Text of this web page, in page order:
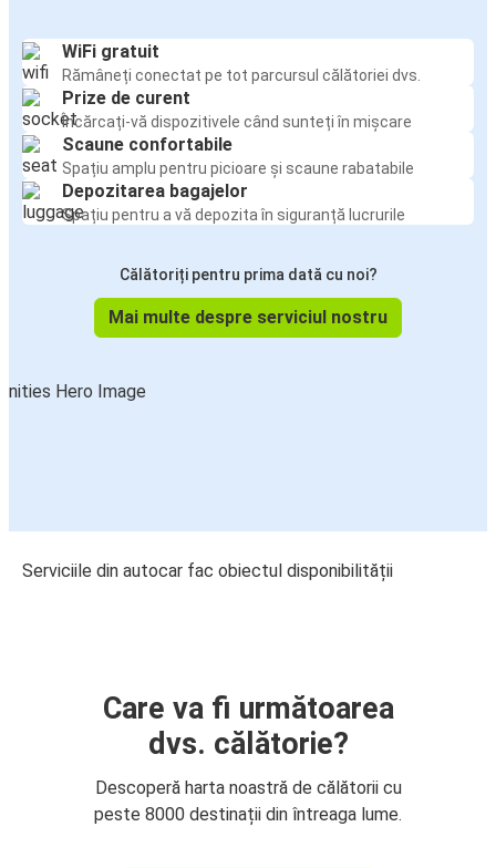
WiFi gratuit
Rămâneți conectat pe tot parcursul călătoriei dvs.
Prize de curent
Încărcați-vă dispozitivele când sunteți în mișcare
Scaune confortabile
Spațiu amplu pentru picioare și scaune rabatabile
Depozitarea bagajelor
Spațiu pentru a vă depozita în siguranță lucrurile
Călătoriți pentru prima dată cu noi?
Mai multe despre serviciul nostru
Serviciile din autocar fac obiectul disponibilității
Care va fi următoarea
dvs. călătorie?
Descoperă harta noastră de călătorii cu
peste 8000 destinații din întreaga lume.